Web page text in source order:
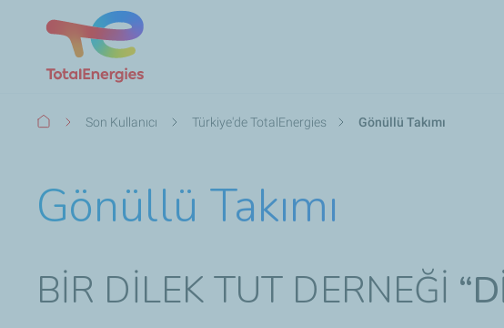
Sayfa
Son Kullanıcı Türkiye'de TotalEnergies​ Gönüllü Takımı
Gönüllü Takımı
BİR DİLEK TUT DERNEĞİ